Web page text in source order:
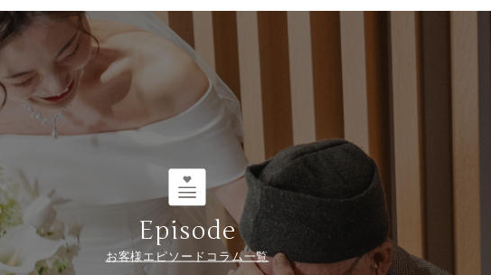
Episode
お客様エピソードコラム一覧